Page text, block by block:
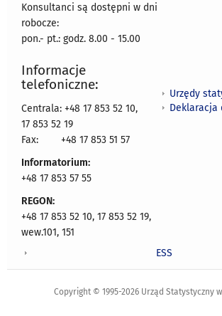
Konsultanci są dostępni w dni
robocze:
pon.- pt.: godz. 8.00 - 15.00
Informacje
telefoniczne:
Centrala: +48 17 853 52 10,
17 853 52 19
Fax:
+48 17 853 51 57
Informatorium:
+48 17 853 57 55
REGON:
+48 17 853 52 10, 17 853 52 19,
wew.101, 151
Urzędy
Deklaracja
ESS
Copyright © 1995-2026 Urząd Statystyczny